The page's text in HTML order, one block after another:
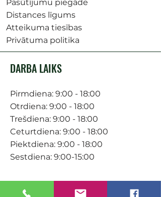
Pasūtījumu piegāde
Distances līgums
Atteikuma tiesības
Privātuma politika
DARBA LAIKS
Pirmdiena: 9:00 - 18:00
Otrdiena: 9:00 - 18:00
Trešdiena: 9:00 - 18:00
Ceturtdiena: 9:00 - 18:00
Piektdiena: 9:00 - 18:00
Sestdiena: 9:00-15:00